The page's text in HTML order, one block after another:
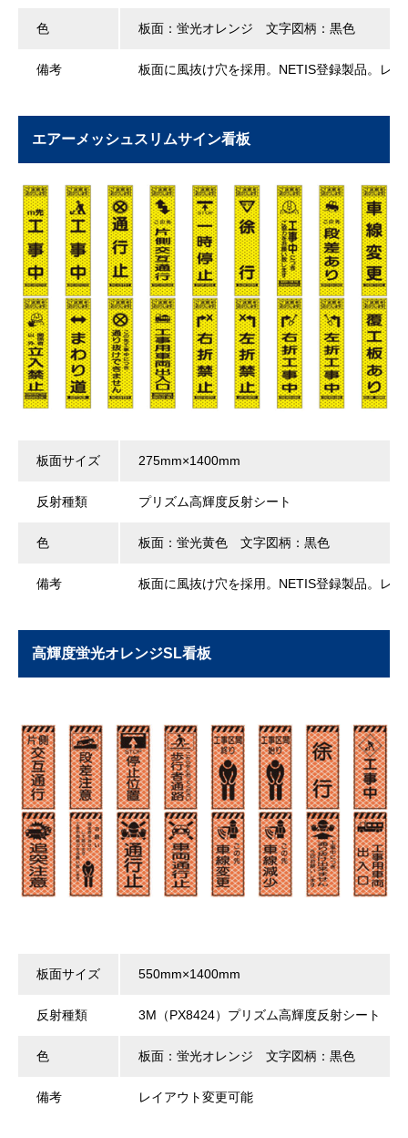
色 板面：蛍光オレンジ 文字図柄：黒色
備考 板面に風抜け穴を採用。NETIS登録製品。レ
エアーメッシュスリムサイン看板
板面サイズ 275mm×1400mm
反射種類 プリズム高輝度反射シート
色 板面：蛍光黄色 文字図柄：黒色
備考 板面に風抜け穴を採用。NETIS登録製品。レ
高輝度蛍光オレンジSL看板
板面サイズ 550mm×1400mm
反射種類 3M（PX8424）プリズム高輝度反射シート
色 板面：蛍光オレンジ 文字図柄：黒色
備考 レイアウト変更可能